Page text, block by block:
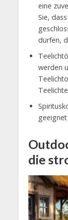
eine
Sie,
dürfen,
werden
die